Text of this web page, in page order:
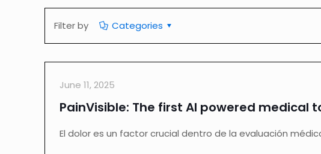
Filter by Categories
June 11, 2025
PainVisible: The first AI powered medical
El dolor es un factor crucial dentro de la evaluación